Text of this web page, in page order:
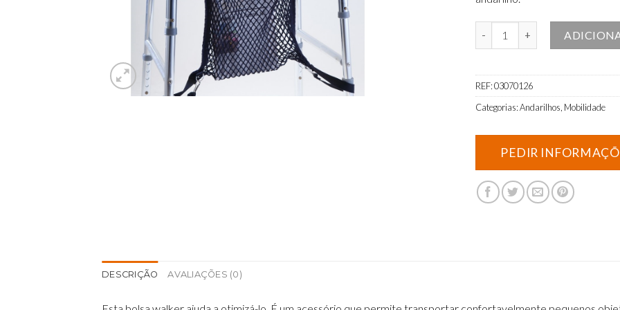
REF:03070126
Categorias:Andarilhos Mobilidade
DESCRIÇÃO AVALIAÇÕES (0)